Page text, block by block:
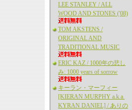
LEE STANLEY / ALL
WOOD AND STONES ('08)
TOM AKSTENS /
ORIGINAL AND
TRADITIONAL MUSIC
ERIC KAZ / 1000年の悲し
み: 1000 years of sorrow
キーラン・マーフィー
[KIERAN MURPHY a.k.a.
KYRAN DANIEL] / ありの